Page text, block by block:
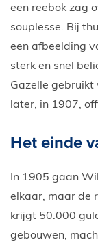
een reebok zag
souplesse. Bij
een afbeelding
sterk en snel
Gazelle gebruikt
later, in 1907,
Het einde
In 1905 gaan
elkaar, maar de
krijgt 50.000
gebouwen,